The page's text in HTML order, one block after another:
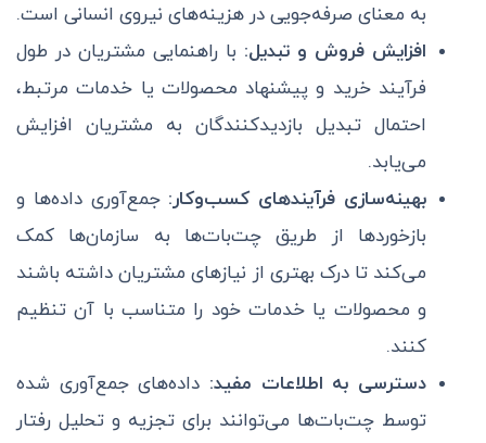
به معنای صرفه‌جویی در هزینه‌های نیروی انسانی است.
افزایش فروش و تبدیل: با راهنمایی مشتریان در طول
فرآیند خرید و پیشنهاد محصولات یا خدمات مرتبط،
احتمال تبدیل بازدیدکنندگان به مشتریان افزایش
می‌یابد.
بهینه‌سازی فرآیندهای کسب‌وکار:جمع‌آوری داده‌ها و
بازخوردها از طریق چت‌بات‌ها به سازمان‌ها کمک
می‌کند تا درک بهتری از نیازهای مشتریان داشته باشند
و محصولات یا خدمات خود را متناسب با آن تنظیم
کنند.
دسترسی به اطلاعات مفید: داده‌های جمع‌آوری شده
توسط چت‌بات‌ها می‌توانند برای تجزیه و تحلیل رفتار